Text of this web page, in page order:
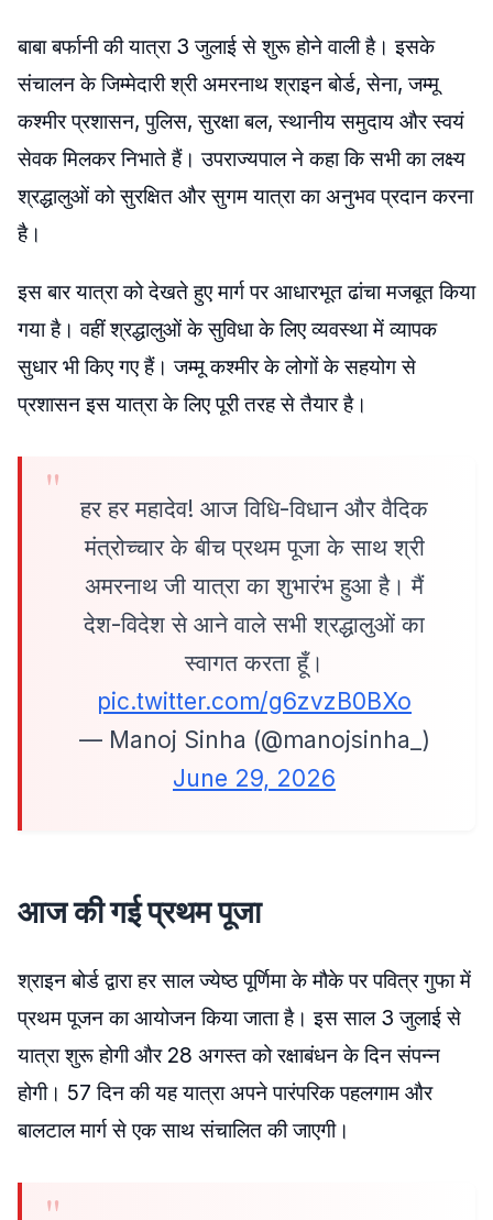
बाबा बर्फानी की यात्रा 3 जुलाई से शुरू होने वाली है। इसके
संचालन के जिम्मेदारी श्री अमरनाथ श्राइन बोर्ड, सेना, जम्मू
कश्मीर प्रशासन, पुलिस, सुरक्षा बल, स्थानीय समुदाय और स्वयं
सेवक मिलकर निभाते हैं। उपराज्यपाल ने कहा कि सभी का लक्ष्य
श्रद्धालुओं को सुरक्षित और सुगम यात्रा का अनुभव प्रदान करना
है।
इस बार यात्रा को देखते हुए मार्ग पर आधारभूत ढांचा मजबूत किया
गया है। वहीं श्रद्धालुओं के सुविधा के लिए व्यवस्था में व्यापक
सुधार भी किए गए हैं। जम्मू कश्मीर के लोगों के सहयोग से
प्रशासन इस यात्रा के लिए पूरी तरह से तैयार है।
हर हर महादेव! आज विधि-विधान और वैदिक
मंत्रोच्चार के बीच प्रथम पूजा के साथ श्री
अमरनाथ जी यात्रा का शुभारंभ हुआ है। मैं
देश-विदेश से आने वाले सभी श्रद्धालुओं का
स्वागत करता हूँ।
pic.twitter.com/g6zvzB0BXo
— Manoj Sinha (@manojsinha_)
June 29, 2026
आज की गई प्रथम पूजा
श्राइन बोर्ड द्वारा हर साल ज्येष्ठ पूर्णिमा के मौके पर पवित्र गुफा में
प्रथम पूजन का आयोजन किया जाता है। इस साल 3 जुलाई से
यात्रा शुरू होगी और 28 अगस्त को रक्षाबंधन के दिन संपन्न
होगी। 57 दिन की यह यात्रा अपने पारंपरिक पहलगाम और
बालटाल मार्ग से एक साथ संचालित की जाएगी।